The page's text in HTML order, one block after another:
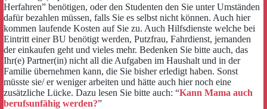
Herfahren” benötigen, oder den Studenten den Sie unter Umständen
dafür bezahlen müssen, falls Sie es selbst nicht können. Auch hier
kommen laufende Kosten auf Sie zu. Auch Hilfsdienste welche bei
Eintritt einer BU benötigt werden, Putzfrau, Fahrdienst, jemanden
der einkaufen geht und vieles mehr. Bedenken Sie bitte auch, das
Ihr(e) Partner(in) nicht all die Aufgaben im Haushalt und in der
Familie übernehmen kann, die Sie bisher erledigt haben. Sonst
müsste sie/ er weniger arbeiten und hätte auch hier noch eine
zusätzliche Lücke. Dazu lesen Sie bitte auch: “Kann Mama auch
berufsunfähig werden?”